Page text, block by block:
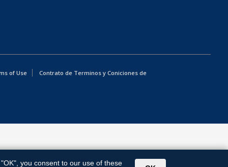
of Use
Contrato de Terminos y Coniciones de
"OK", you consent to our use of these